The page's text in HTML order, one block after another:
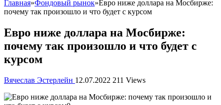
Главная»Фондовый рынок»Евро ниже доллара на Мосбирже:
почему так произошло и что будет с курсом
Евро ниже доллара на Мосбирже:
почему так произошло и что будет с
курсом
Вячеслав Эстерлейн 12.07.2022 211 Views